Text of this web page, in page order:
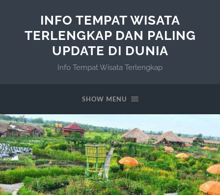
INFO TEMPAT WISATA
TERLENGKAP DAN PALING
UPDATE DI DUNIA
Info Tempat Wisata Terlengkap
SHOW MENU